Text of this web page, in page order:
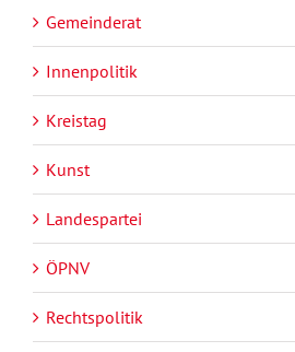
Gemeinderat
Innenpolitik
Kreistag
Kunst
Landespartei
ÖPNV
Rechtspolitik